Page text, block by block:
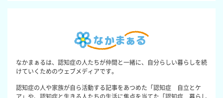
なかまぁるは、認知症の人たちが仲間と一緒に、自分らしい暮らしを続
けていくためのウェブメディアです。
認知症の人や家族が自ら活動する記事をあつめた「認知症 自立とケ